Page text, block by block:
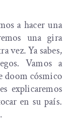
a hacer una
una gira
vez. Ya sabes,
Vamos a
doom cósmico
explicaremos
en su país.